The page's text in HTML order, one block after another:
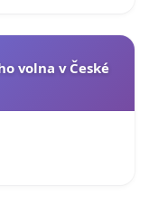
volna v České